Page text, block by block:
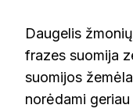
Daugelis
frazes suomija
suomijos
norėdami